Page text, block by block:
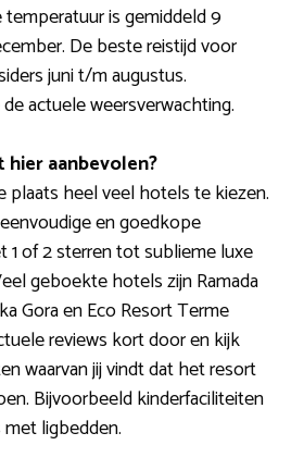
is gemiddeld 9
De beste reistijd voor
juni t/m augustus.
actuele weersverwachting.
aanbevolen?
plaats heel veel hotels te kiezen.
en goedkope
1 of 2 sterren tot sublieme luxe
geboekte hotels zijn Ramada
Gora en Eco Resort Terme
reviews kort door en kijk
waarvan jij vindt dat het resort
Bijvoorbeeld kinderfaciliteiten
ligbedden.